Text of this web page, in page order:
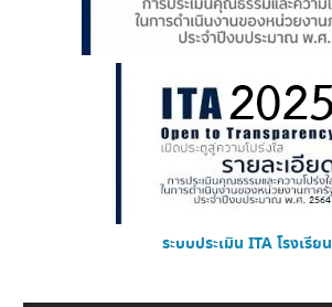
ระบบประเมิน ITA โรงเรียน